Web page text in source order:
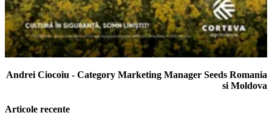
Andrei Ciocoiu - Category Marketing Manager Seeds Romania
si Moldova
Articole recente